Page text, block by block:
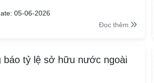
05-06-2026
Đọc thêm
báo tỷ lệ sở hữu nước ngoài